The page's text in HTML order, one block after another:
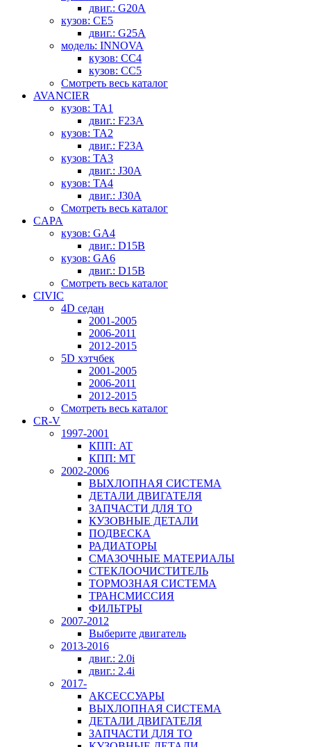
двиг.: G20A
кузов: CE5
двиг.: G25A
модель: INNOVA
кузов: CC4
кузов: CC5
Смотреть весь каталог
AVANCIER
кузов: TA1
двиг.: F23A
кузов: TA2
двиг.: F23A
кузов: TA3
двиг.: J30A
кузов: TA4
двиг.: J30A
Смотреть весь каталог
CAPA
кузов: GA4
двиг.: D15B
кузов: GA6
двиг.: D15B
Смотреть весь каталог
CIVIC
4D седан
2001-2005
2006-2011
2012-2015
5D хэтчбек
2001-2005
2006-2011
2012-2015
Смотреть весь каталог
CR-V
1997-2001
КПП: AT
КПП: MT
2002-2006
ВЫХЛОПНАЯ СИСТЕМА
ДЕТАЛИ ДВИГАТЕЛЯ
ЗАПЧАСТИ ДЛЯ ТО
КУЗОВНЫЕ ДЕТАЛИ
ПОДВЕСКА
РАДИАТОРЫ
СМАЗОЧНЫЕ МАТЕРИАЛЫ
СТЕКЛООЧИСТИТЕЛЬ
ТОРМОЗНАЯ СИСТЕМА
ТРАНСМИССИЯ
ФИЛЬТРЫ
2007-2012
Выберите двигатель
2013-2016
двиг.: 2.0i
двиг.: 2.4i
2017-
АКСЕССУАРЫ
ВЫХЛОПНАЯ СИСТЕМА
ДЕТАЛИ ДВИГАТЕЛЯ
ЗАПЧАСТИ ДЛЯ ТО